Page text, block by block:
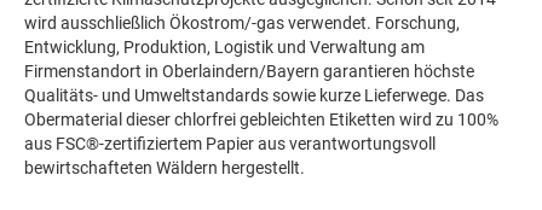
wird ausschließlich Ökostrom/-gas verwendet. Forschung,
Entwicklung, Produktion, Logistik und Verwaltung am
Firmenstandort in Oberlaindern/Bayern garantieren höchste
Qualitäts- und Umweltstandards sowie kurze Lieferwege. Das
Obermaterial dieser chlorfrei gebleichten Etiketten wird zu 100%
aus FSC®-zertifiziertem Papier aus verantwortungsvoll
bewirtschafteten Wäldern hergestellt.